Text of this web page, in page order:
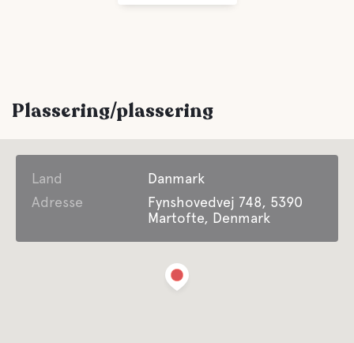
Plassering/plassering
Land
Danmark
Adresse
Fynshovedvej 748, 5390
Martofte, Denmark